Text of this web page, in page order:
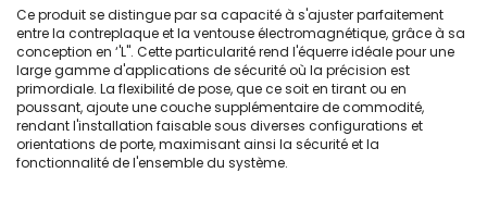
Ce produit se distingue par sa capacité à s'ajuster parfaitement
entre la contreplaque et la ventouse électromagnétique, grâce à sa
conception en ‘'L''. Cette particularité rend l'équerre idéale pour une
large gamme d'applications de sécurité où la précision est
primordiale. La flexibilité de pose, que ce soit en tirant ou en
poussant, ajoute une couche supplémentaire de commodité,
rendant l'installation faisable sous diverses configurations et
orientations de porte, maximisant ainsi la sécurité et la
fonctionnalité de l'ensemble du système.